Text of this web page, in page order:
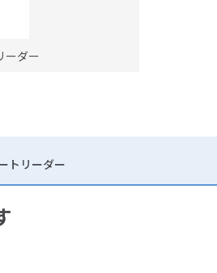
ーダー
トリーダー